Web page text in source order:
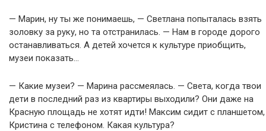
— Марин, ну ты же понимаешь, — Светлана попыталась взять
золовку за руку, но та отстранилась. — Нам в городе дорого
останавливаться. А детей хочется к культуре приобщить,
музеи показать…
— Какие музеи? — Марина рассмеялась. — Света, когда твои
дети в последний раз из квартиры выходили? Они даже на
Красную площадь не хотят идти! Максим сидит с планшетом,
Кристина с телефоном. Какая культура?